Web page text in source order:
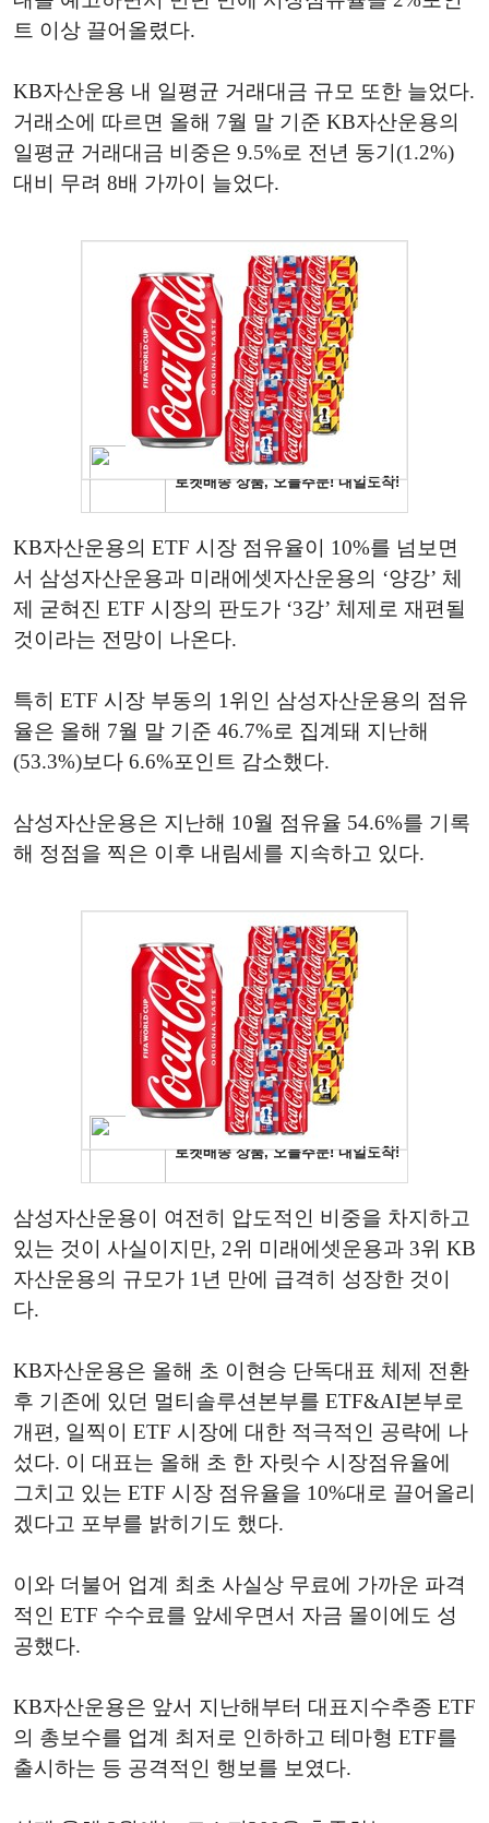
트 이상 끌어올렸다.
KB자산운용 내 일평균 거래대금 규모 또한 늘었다.
거래소에 따르면 올해 7월 말 기준 KB자산운용의
일평균 거래대금 비중은 9.5%로 전년 동기(1.2%)
대비 무려 8배 가까이 늘었다.
KB자산운용의 ETF 시장 점유율이 10%를 넘보면
서 삼성자산운용과 미래에셋자산운용의 ‘양강’ 체
제 굳혀진 ETF 시장의 판도가 ‘3강’ 체제로 재편될
것이라는 전망이 나온다.
특히 ETF 시장 부동의 1위인 삼성자산운용의 점유
율은 올해 7월 말 기준 46.7%로 집계돼 지난해
(53.3%)보다 6.6%포인트 감소했다.
삼성자산운용은 지난해 10월 점유율 54.6%를 기록
해 정점을 찍은 이후 내림세를 지속하고 있다.
삼성자산운용이 여전히 압도적인 비중을 차지하고
있는 것이 사실이지만, 2위 미래에셋운용과 3위 KB
자산운용의 규모가 1년 만에 급격히 성장한 것이
다.
KB자산운용은 올해 초 이현승 단독대표 체제 전환
후 기존에 있던 멀티솔루션본부를 ETF&AI본부로
개편, 일찍이 ETF 시장에 대한 적극적인 공략에 나
섰다. 이 대표는 올해 초 한 자릿수 시장점유율에
그치고 있는 ETF 시장 점유율을 10%대로 끌어올리
겠다고 포부를 밝히기도 했다.
이와 더불어 업계 최초 사실상 무료에 가까운 파격
적인 ETF 수수료를 앞세우면서 자금 몰이에도 성
공했다.
KB자산운용은 앞서 지난해부터 대표지수추종 ETF
의 총보수를 업계 최저로 인하하고 테마형 ETF를
출시하는 등 공격적인 행보를 보였다.